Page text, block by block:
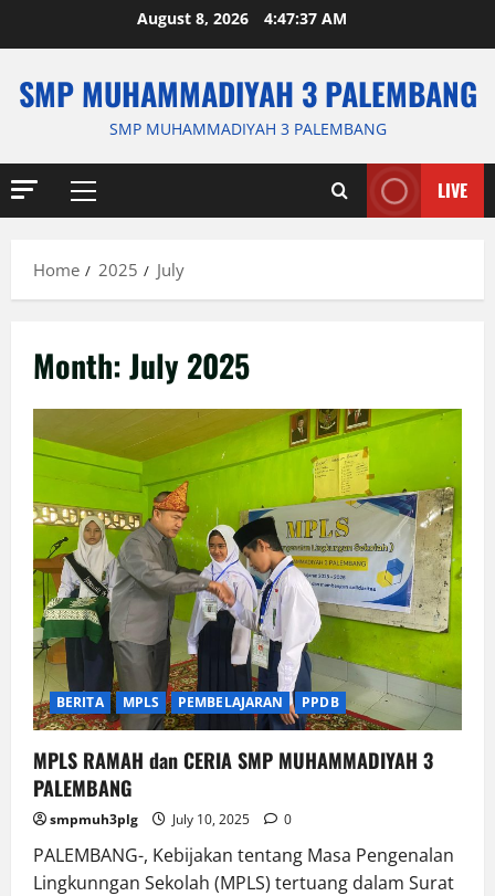
August 8, 2026 4:47:37 AM
SMP MUHAMMADIYAH 3 PALEMBANG
SMP MUHAMMADIYAH 3 PALEMBANG
Primary
LIVE
Home 2025 July
Month:July 2025
BERITA MPLS PEMBELAJARAN PPDB
MPLS RAMAH dan CERIA SMP MUHAMMADIYAH 3
PALEMBANG
smpmuh3plg July 10, 2025 0
PALEMBANG-, Kebijakan tentang Masa Pengenalan
Lingkunngan Sekolah (MPLS) tertuang dalam Surat